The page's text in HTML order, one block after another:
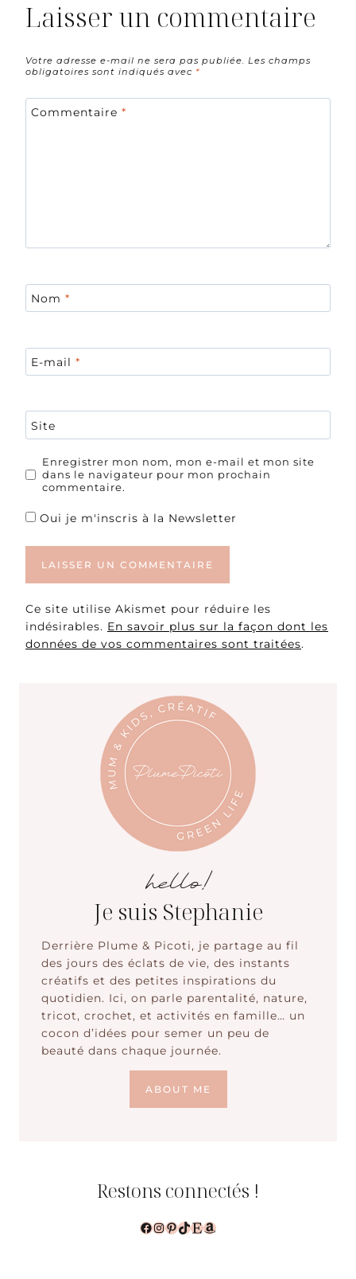
Laisser un commentaire
Votre adresse e-mail ne sera pas publiée.
Les champs
obligatoires sont indiqués avec *
Commentaire *
Nom *
E-mail *
Site
Enregistrer mon nom, mon e-mail et mon site
dans le navigateur pour mon prochain
commentaire.
Oui je m'inscris à la Newsletter
Ce site utilise Akismet pour réduire les
indésirables. En savoir plus sur la façon dont les
données de vos commentaires sont traitées.
hello!
Je suis Stephanie
Derrière Plume & Picoti, je partage au fil
des jours des éclats de vie, des instants
créatifs et des petites inspirations du
quotidien. Ici, on parle parentalité, nature,
tricot, crochet, et activités en famille… un
cocon d’idées pour semer un peu de
beauté dans chaque journée.
ABOUT ME
Restons connectés !
Facebook
Instagram
Pinterest
TikTok
EtsyAmazon